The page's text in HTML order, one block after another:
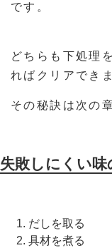
です。
どちらも下処理
ればクリアでき
その秘訣は次の
失敗しにくい
だしを取る
具材を煮る